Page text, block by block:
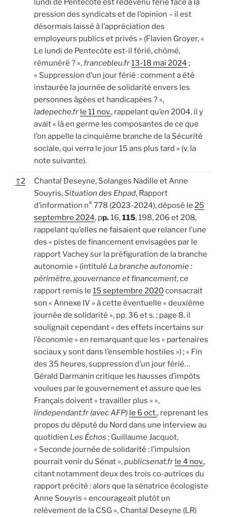
lundi de Pentecôte est redevenu férié face à la
pression des syndicats et de l’opinion – il est
désormais laissé à l’appréciation des
employeurs publics et privés » (Flavien Groyer, «
Le lundi de Pentecôte est-il férié, chômé,
rémunéré ? »,francebleu.fr13-18 mai 2024 ;
« Suppression d’un jour férié : comment a été
instaurée la journée de solidarité envers les
personnes âgées et handicapées ? »,
ladepeche.fr le 11 nov., rappelant qu’en 2004, il y
avait « là en germe les composantes de ce que
l’on appelle la cinquième branche de la Sécurité
sociale, qui verra le jour 15 ans plus tard » (v. la
note suivante).
↑2
Chantal Deseyne, Solanges Nadille et Anne
Souyris,Situation des Ehpad, Rapport
d’information n° 778 (2023-2024), déposé le 25
septembre 2024, pp.16,115, 198, 206 et 208,
rappelant qu’elles ne faisaient que relancer l’une
des « pistes de financement envisagées par le
rapport Vachey sur la préfiguration de la branche
autonomie » (intitulé La branche autonomie :
périmètre, gouvernance et financement, ce
rapport remis le 15 septembre 2020consacrait
son « Annexe IV » à cette éventuelle « deuxième
journée de solidarité », pp. 36 et s. ; page 8, il
soulignait cependant « des effets incertains sur
l’économie » en remarquant que les « partenaires
sociaux y sont dans l’ensemble hostiles ») ; « Fin
des 35 heures, suppression d’un jour férié…
Gérald Darmanin critique les hausses d’impôts
voulues par le gouvernement et assure que les
Français doivent « travailler plus » »,
lindependant.fr (avec AFP) le 6 oct., reprenant les
propos du député du Nord dans une interview au
quotidien Les Échos ; Guillaume Jacquot,
« Seconde journée de solidarité : l’impulsion
pourrait venir du Sénat »,publicsenat.fr le 4 nov.,
citant notamment deux des trois co-autrices du
rapport précité : alors que la sénatrice écologiste
Anne Souyris « encourageait plutôt un
relèvement de la CSG », Chantal Deseyne (LR)